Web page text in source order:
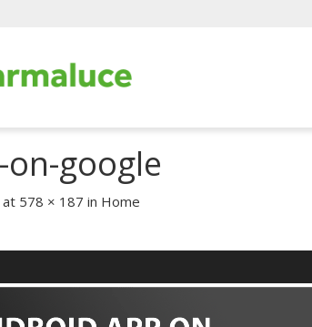
google
at 578 × 187 in Home